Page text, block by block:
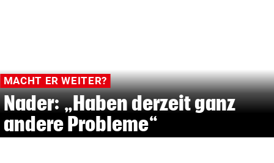
MACHT ER WEITER?
Nader: „Haben derzeit ganz
andere Probleme“